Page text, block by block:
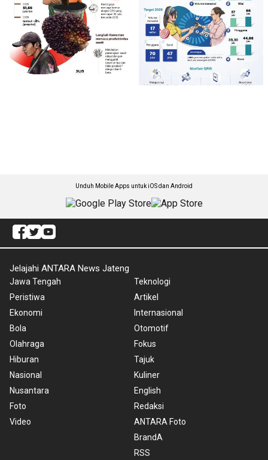
Unduh Mobile Apps untuk iOS dan Android
Jelajahi ANTARA News Jateng
Jawa Tengah
Peristiwa
Ekonomi
Bola
Olahraga
Hiburan
Nasional
Nusantara
Foto
Video
Teknologi
Artikel
Internasional
Otomotif
Fokus
Tajuk
Kuliner
English
Redaksi
ANTARA Foto
BrandA
RSS